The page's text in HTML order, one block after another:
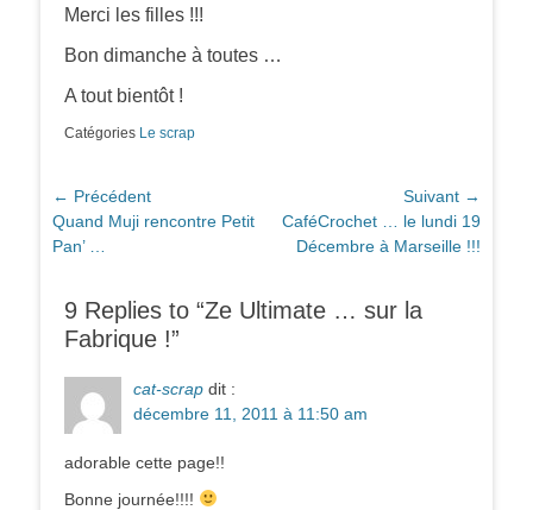
Merci les filles !!!
Bon dimanche à toutes …
A tout bientôt !
Catégories Le scrap
Navigation
de
l’article
← Précédent
Article
précédent :
Quand Muji rencontre Petit
Pan’ …
Suivant →
Article
suivant :
CaféCrochet … le lundi 19
Décembre à Marseille !!!
9 Replies to “Ze Ultimate … sur la
Fabrique !”
cat-scrap dit :
décembre 11, 2011 à 11:50 am
adorable cette page!!
Bonne journée!!!!